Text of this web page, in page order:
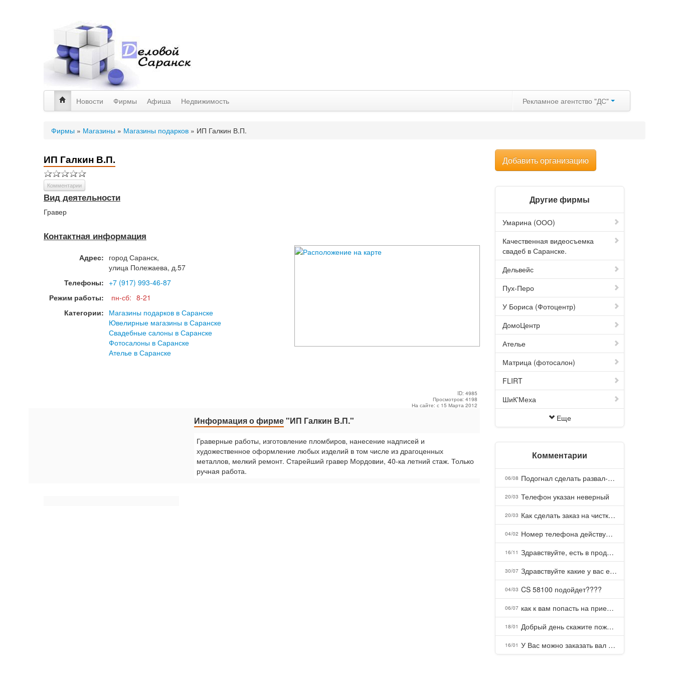
Новости Фирмы Афиша Недвижимость Рекламное агентство "ДС"
Фирмы » Магазины » Магазины подарков » ИП Галкин В.П.
ИП Галкин В.П.
Комментарии
Вид деятельности
Гравер
Контактная информация
Адрес: город Саранск,
улица Полежаева, д.57
Телефоны: +7 (917) 993-46-87
Режим работы:
пн-сб: 8-21
Категории: Магазины подарков в Саранске
Ювелирные магазины в Саранске
Свадебные салоны в Саранске
Фотосалоны в Саранске
Ателье в Саранске
ID: 4985
Просмотров: 4198
На сайте: с 15 Марта 2012
Информация о фирме"ИП Галкин В.П."
Граверные работы, изготовление пломбиров, нанесение надписей и
художественное оформление любых изделий в том числе из драгоценных
металлов, мелкий ремонт. Старейший гравер Мордовии, 40-ка летний стаж. Только
ручная работа.
Добавить организацию
Другие фирмы
Умарина (ООО)
Качественная видеосъемка
свадеб в Саранске.
Дельвейс
Пух-Перо
У Бориса (Фотоцентр)
ДомоЦентр
Ателье
Матрица (фотосалон)
FLIRT
ШиК'Меха
Еще
Комментарии
06/08 Подогнал сделать развал-схождение, сделали- машина уходит на право и колеса проверил все хорошо с атмосферами ужас как можно делать авто, не ужели не берегут свою репутацию, не советую.
20/03 Телефон указан неверный
20/03 Как сделать заказ на чистку пуховых подушек?
04/02 Номер телефона действующий можно узнать почему номер неправельный
16/11 Здравствуйте, есть в продаже? Есть доставка до Казани?
30/07 Здравствуйте какие у вас есть курсы и какая цена, ?
04/03 CS 58100 подойдет????
06/07 как к вам попасть на прием? Или дозвониться, трубку не берете.
18/01 Добрый день скажите пожалуйста как можно с вами связаться . Телефон не отвечает .Заказала кухню в тц Хороший есть претензии а менеджер контактов не дает .Что делать?
16/01 У Вас можно заказать вал шлицевой от косилки заря для мтз, который соединяет мотоблок с косилкой.?